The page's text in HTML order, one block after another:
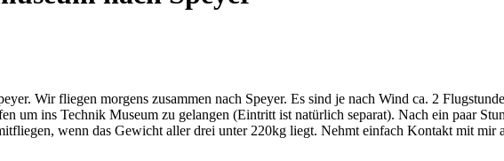
Wir fliegen morgens zusammen nach Speyer. Es sind je nach Wind ca. 2
um ins Technik Museum zu gelangen (Eintritt ist natürlich separat). Nach ein paar
wenn das Gewicht aller drei unter 220kg liegt. Nehmt einfach Kontakt mit